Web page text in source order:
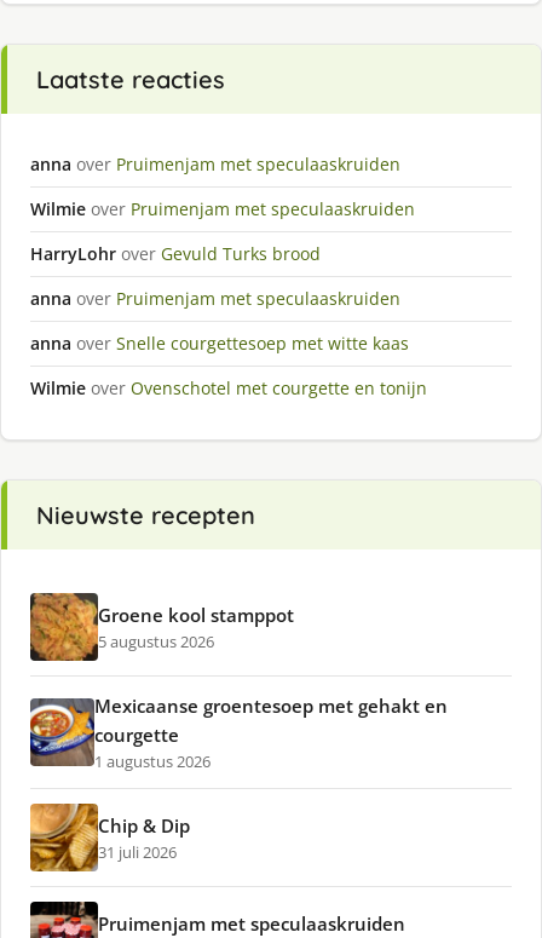
Laatste reacties
anna over Pruimenjam met speculaaskruiden
Wilmie over Pruimenjam met speculaaskruiden
HarryLohr over Gevuld Turks brood
anna over Pruimenjam met speculaaskruiden
anna over Snelle courgettesoep met witte kaas
Wilmie over Ovenschotel met courgette en tonijn
Nieuwste recepten
Groene kool stamppot
5 augustus 2026
Mexicaanse groentesoep met gehakt en
courgette
1 augustus 2026
Chip & Dip
31 juli 2026
Pruimenjam met speculaaskruiden